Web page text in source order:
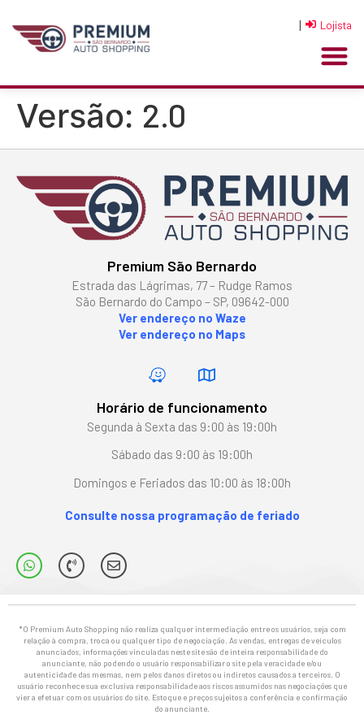
| Lojista
Versão: 2.0
Premium São Bernardo
Estrada das Lágrimas, 77 – Rudge Ramos
São Bernardo do Campo – SP, 09642-000
Ver endereço no Waze
Ver endereço no Maps
Horário de funcionamento
Segunda à Sexta das 9:00 às 19:00h
Sábado das 9:00 às 19:00h
Domingos e Feriados das 10:00 às 18:00h
Consulte nossa programação de feriado
*O Premium Auto Shopping não realiza qualquer intermediação entre os usuários, seja com
relação à compra, troca ou qualquer tipo de negociação. As vendas, entregas de veículos
anunciados, informações vinculadas neste site são de inteira responsabilidade do
anunciante, não podendo o usuário responsabilizar o site pela veracidade e/ou
autenticidade das mesmas, nem pelos danos diretos ou indiretos causados a terceiros. O
usuário reconhece sua exclusiva responsabilidade aos riscos assumidos nas negociações que
vier a efetuar com os usuários do site. Estoque e preços sujeitos a conferência e confirmação
do anunciante.